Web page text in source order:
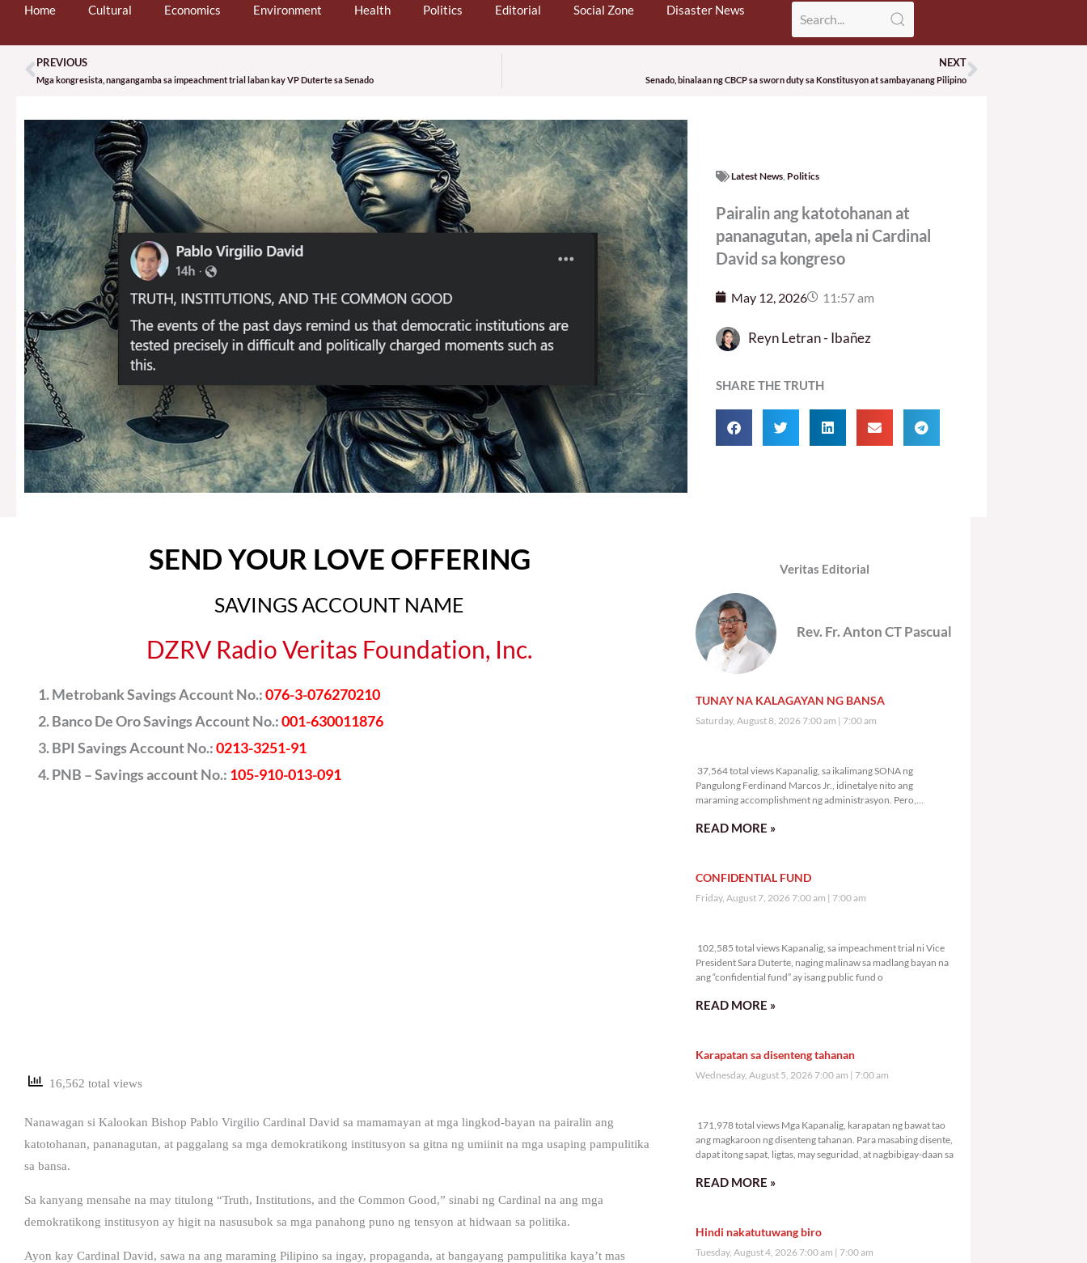
Home Cultural Economics Environment Health Politics Editorial Social Zone Disaster News
Prev
PREVIOUS
Mga kongresista, nangangamba sa impeachment trial laban kay VP Duterte sa Senado
NEXT
Senado, binalaan ng CBCP sa sworn duty sa Konstitusyon at sambayanang PilipinoNext
Latest News, Politics
Pairalin ang katotohanan at
pananagutan, apela ni Cardinal
David sa kongreso
May 12, 2026 11:57 am
Reyn Letran - Ibañez
SHARE THE TRUTH
SEND YOUR LOVE OFFERING
SAVINGS ACCOUNT NAME
DZRV Radio Veritas Foundation, Inc.
Metrobank Savings Account No.:076-3-076270210
Banco De Oro Savings Account No.:001-630011876
BPI Savings Account No.:0213-3251-91
PNB – Savings account No.: 105-910-013-091
16,562 total views
Nanawagan si Kalookan Bishop Pablo Virgilio Cardinal David sa mamamayan at mga lingkod-bayan na pairalin ang
katotohanan, pananagutan, at paggalang sa mga demokratikong institusyon sa gitna ng umiinit na mga usaping pampulitika
sa bansa.
Sa kanyang mensahe na may titulong “Truth, Institutions, and the Common Good,” sinabi ng Cardinal na ang mga
demokratikong institusyon ay higit na nasusubok sa mga panahong puno ng tensyon at hidwaan sa politika.
Ayon kay Cardinal David, sawa na ang maraming Pilipino sa ingay, propaganda, at bangayang pampulitika kaya’t mas
Veritas Editorial
Rev. Fr. Anton CT Pascual
TUNAY NA KALAGAYAN NG BANSA
Saturday, August 8, 2026 7:00 am 7:00 am
37,564 total views Kapanalig, sa ikalimang SONA ng
Pangulong Ferdinand Marcos Jr., idinetalye nito ang
maraming accomplishment ng administrasyon. Pero,
READ MORE »
CONFIDENTIAL FUND
Friday, August 7, 2026 7:00 am 7:00 am
102,585 total views Kapanalig, sa impeachment trial ni Vice
President Sara Duterte, naging malinaw sa madlang bayan na
ang “confidential fund” ay isang public fund o
READ MORE »
Karapatan sa disenteng tahanan
Wednesday, August 5, 2026 7:00 am 7:00 am
171,978 total views Mga Kapanalig, karapatan ng bawat tao
ang magkaroon ng disenteng tahanan. Para masabing disente,
dapat itong sapat, ligtas, may seguridad, at nagbibigay-daan sa
READ MORE »
Hindi nakatutuwang biro
Tuesday, August 4, 2026 7:00 am 7:00 am